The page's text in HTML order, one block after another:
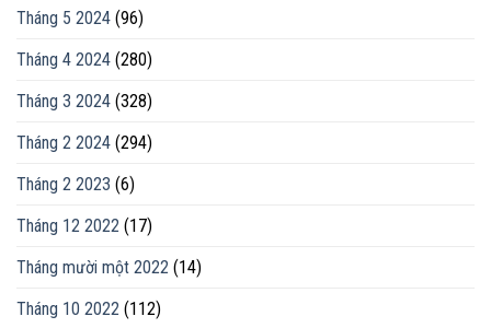
Tháng 5 2024 (96)
Tháng 4 2024 (280)
Tháng 3 2024 (328)
Tháng 2 2024 (294)
Tháng 2 2023 (6)
Tháng 12 2022 (17)
Tháng mười một 2022 (14)
Tháng 10 2022 (112)